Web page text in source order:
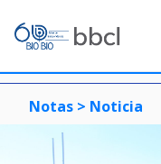
Notas > Noticia